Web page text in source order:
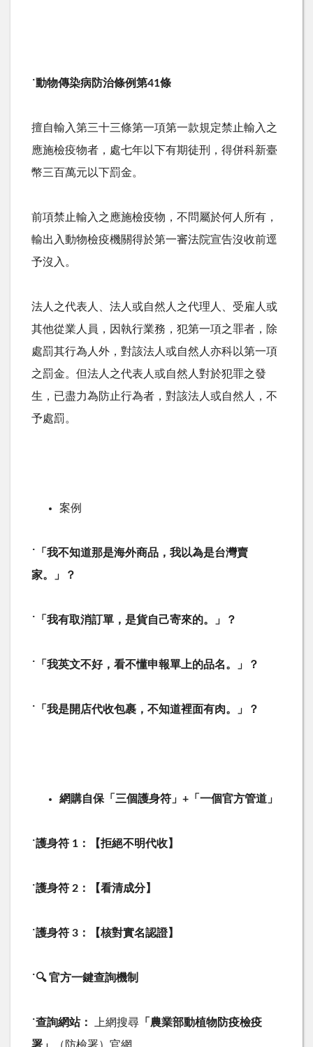
˙動物傳染病防治條例第41條
擅自輸入第三十三條第一項第一款規定禁止輸入之
應施檢疫物者，處七年以下有期徒刑，得併科新臺
幣三百萬元以下罰金。
前項禁止輸入之應施檢疫物，不問屬於何人所有，
輸出入動物檢疫機關得於第一審法院宣告沒收前逕
予沒入。
法人之代表人、法人或自然人之代理人、受雇人或
其他從業人員，因執行業務，犯第一項之罪者，除
處罰其行為人外，對該法人或自然人亦科以第一項
之罰金。但法人之代表人或自然人對於犯罪之發
生，已盡力為防止行為者，對該法人或自然人，不
予處罰。
案例
˙ 「我不知道那是海外商品，我以為是台灣賣
家。」？
˙ 「我有取消訂單，是貨自己寄來的。」？
˙ 「我英文不好，看不懂申報單上的品名。」？
˙ 「我是開店代收包裹，不知道裡面有肉。」？
網購自保「三個護身符」 + 「一個官方管道」
˙護身符 1 ：【拒絕不明代收】
˙護身符 2 ：【看清成分】
˙護身符 3 ：【核對實名認證】
˙🔍 官方一鍵查詢機制
˙查詢網站： 上網搜尋 「農業部動植物防疫檢疫
署」
（防檢署）官網。